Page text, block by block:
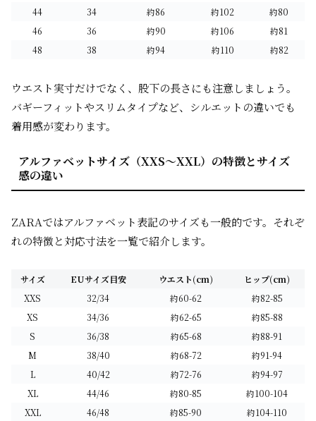
44
34 約86 約102
約80
46
36 約90 約106
約81
48
38 約94 約110 約82
ウエスト実寸だけでなく、股下の長さにも注意しましょう。
バギーフィットやスリムタイプなど、シルエットの違いでも
着用感が変わります。
アルファベットサイズ（XXS～XXL）の特徴とサイズ
感の違い
ZARAではアルファベット表記のサイズも一般的です。それぞ
れの特徴と対応寸法を一覧で紹介します。
サイズ EUサイズ目安 ウエスト(cm)
ヒップ(cm)
XXS
32/34 約60-62
約82-85
XS
34/36 約62-65
約85-88
S
36/38 約65-68
約88-91
M
38/40 約68-72
約91-94
L
40/42 約72-76
約94-97
XL
44/46 約80-85
約100-104
XXL
46/48 約85-90 約104-110